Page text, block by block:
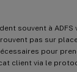
souvent à ADFS
pas sur
pour
client via le